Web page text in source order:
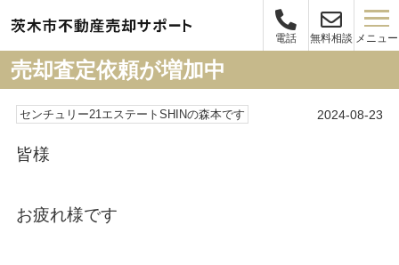
電話 無料相談 メニュー
売却査定依頼が増加中
センチュリー21エステートSHINの森本です 2024-08-23
皆様
お疲れ様です